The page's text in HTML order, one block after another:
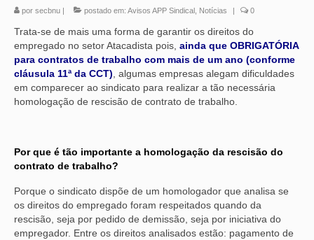
por secbnu postado em: Avisos APP Sindical Notícias 0
Trata-se de mais uma forma de garantir os direitos do
empregado no setor Atacadista pois, ainda que OBRIGATÓRIA
para contratos de trabalho com mais de um ano (conforme
cláusula 11ª da CCT), algumas empresas alegam dificuldades
em comparecer ao sindicato para realizar a tão necessária
homologação de rescisão de contrato de trabalho.
Por que é tão importante a homologação da rescisão do
contrato de trabalho?
Porque o sindicato dispõe de um homologador que analisa se
os direitos do empregado foram respeitados quando da
rescisão, seja por pedido de demissão, seja por iniciativa do
empregador. Entre os direitos analisados estão: pagamento de